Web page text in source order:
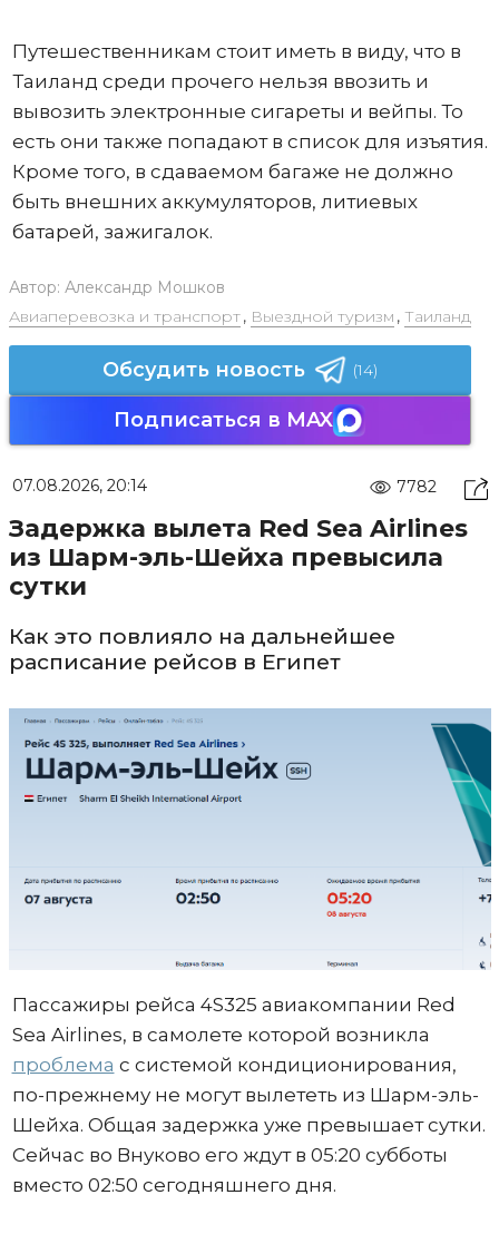
Путешественникам стоит иметь в виду, что в
Таиланд среди прочего нельзя ввозить и
вывозить электронные сигареты и вейпы. То
есть они также попадают в список для изъятия.
Кроме того, в сдаваемом багаже не должно
быть внешних аккумуляторов, литиевых
батарей, зажигалок.
Автор: Александр Мошков
Авиаперевозка и транспорт, Выездной туризм , Таиланд
Обсудить новость (14)
Подписаться в MAX
07.08.2026, 20:14 7782
Задержка вылета Red Sea Airlines
из Шарм-эль-Шейха превысила
сутки
Как это повлияло на дальнейшее
расписание рейсов в Египет
Пассажиры рейса 4S325 авиакомпании Red
Sea Airlines, в самолете которой возникла
проблема с системой кондиционирования,
по-прежнему не могут вылететь из Шарм-эль-
Шейха. Общая задержка уже превышает сутки.
Сейчас во Внуково его ждут в 05:20 субботы
вместо 02:50 сегодняшнего дня.